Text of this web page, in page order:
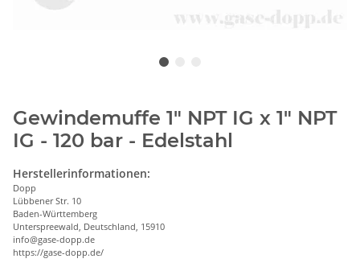
Gewindemuffe 1" NPT IG x 1" NPT
IG - 120 bar - Edelstahl
Herstellerinformationen:
Dopp
Lübbener Str. 10
Baden-Württemberg
Unterspreewald, Deutschland, 15910
info@gase-dopp.de
https://gase-dopp.de/